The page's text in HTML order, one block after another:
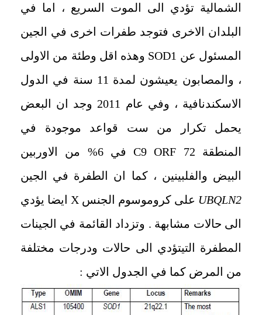
الشمالية تؤدي الى الموت السريع ، اما في
البلدان الاخرى فتوجد طفرات اخرى في الجين
المسئول عن SOD1 وهذه اقل وطئة من الاولى
، والمصابون يعيشون لمدة 11 سنة في الدول
الاسكندنافية ، وفي عام 2011 وجد ان البعض
يحمل تكرار من ست قواعد ​موجودة في
المنطقة C9 ORF 72 في 6% من الاوربين
البيض والفلبينين ، كما ان الطفرة في الجين
UBQLN2
على كروموسوم الجنس X ايضا يؤدي
الى حالات مشابهة . وتزداد القائمة في الجينات
المطفرة التيتؤدي الى حالات ودرجات مختلفة
من المرض كما في الجدول الاتي :